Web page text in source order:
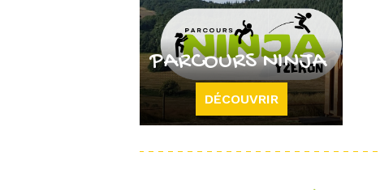
PARCOURS NINJA
DÉCOUVRIR